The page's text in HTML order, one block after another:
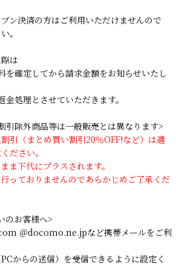
ン決済の方はご利用いただけませんので
。
は
確定してから請求金額をお知らせいたし
処理とさせていただきます。
引除外商品等は一般販売とは異なります>
引（まとめ買い割引20％OFF!など）は適
ださい。
ま下代にプラスされます。
っておりませんのであらかじめご了承くだ
のお客様へ>
＠docomo.ne.jpなど携帯メールをご利
からの送信）を受信できるように設定く